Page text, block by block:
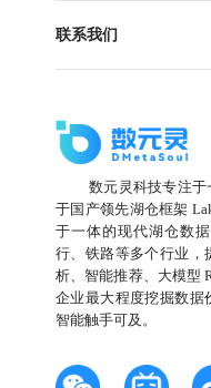
联系我们
数元灵科技专注
于国产领先湖仓框架
于一体的现代湖仓数
行、铁路等多个行业，
析、智能推荐、大模型
企业最大程度挖掘数据
智能触手可及。